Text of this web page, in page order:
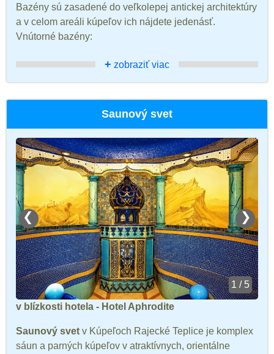
Bazény sú zasadené do veľkolepej antickej architektúry
a v celom areáli kúpeľov ich nájdete jedenásť.
Vnútorné bazény:
+ zobraziť viac
Saunový svet
❮ ❯
1 / 5
v blízkosti hotela - Hotel Aphrodite
Saunový svet v Kúpeľoch Rajecké Teplice je komplex
sáun a parných kúpeľov v atraktívnych, orientálne